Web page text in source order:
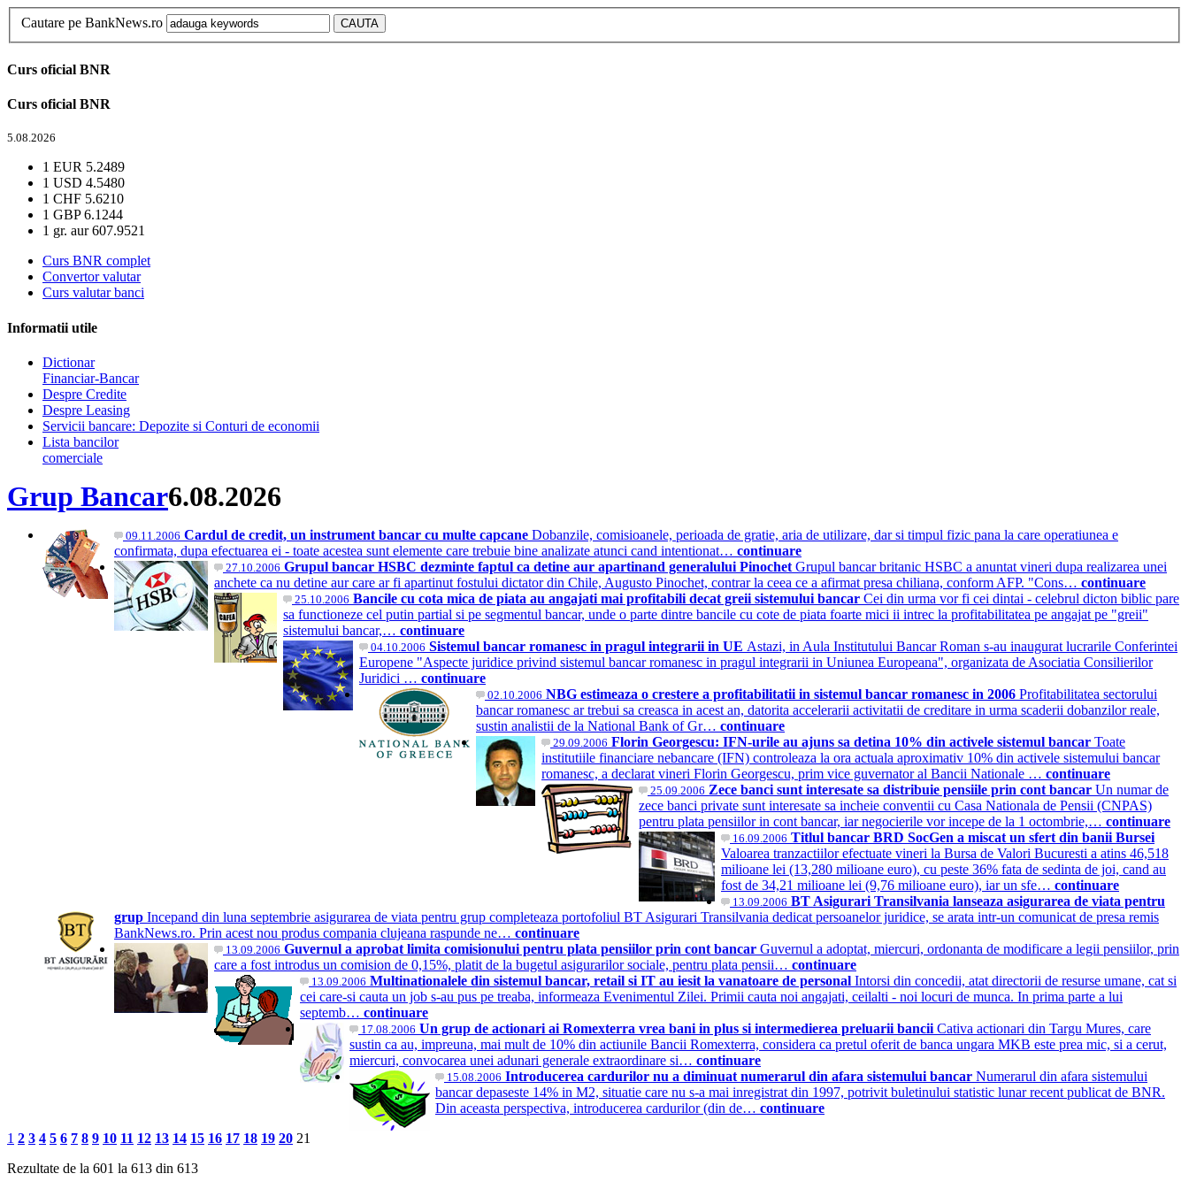
Cautare pe BankNews.ro
Curs oficial BNR
Curs oficial BNR
5.08.2026
1 EUR 5.2489
1 USD 4.5480
1 CHF 5.6210
1 GBP6.1244
1 gr. aur607.9521
Curs BNR complet
Convertor valutar
Curs valutar banci
Informatii utile
Dictionar
Financiar-Bancar
Despre Credite
Despre Leasing
Servicii bancare: Depozite si Conturi de economii
Lista bancilor
comerciale
Grup Bancar6.08.2026
09.11.2006 Cardul de credit, un instrument bancar cu multe capcane Dobanzile, comisioanele, perioada de gratie, aria de utilizare, dar si timpul fizic pana la care operatiunea e
confirmata, dupa efectuarea ei - toate acestea sunt elemente care trebuie bine analizate atunci cand intentionat… continuare
27.10.2006 Grupul bancar HSBC dezminte faptul ca detine aur apartinand generalului Pinochet Grupul bancar britanic HSBC a anuntat vineri dupa realizarea unei
anchete ca nu detine aur care ar fi apartinut fostului dictator din Chile, Augusto Pinochet, contrar la ceea ce a afirmat presa chiliana, conform AFP. "Cons… continuare
25.10.2006 Bancile cu cota mica de piata au angajati mai profitabili decat greii sistemului bancar Cei din urma vor fi cei dintai - celebrul dicton biblic pare
sa functioneze cel putin partial si pe segmentul bancar, unde o parte dintre bancile cu cote de piata foarte mici ii intrec la profitabilitatea pe angajat pe "greii"
sistemului bancar,… continuare
04.10.2006 Sistemul bancar romanesc in pragul integrarii in UE Astazi, in Aula Institutului Bancar Roman s-au inaugurat lucrarile Conferintei
Europene "Aspecte juridice privind sistemul bancar romanesc in pragul integrarii in Uniunea Europeana", organizata de Asociatia Consilierilor
Juridici … continuare
02.10.2006 NBG estimeaza o crestere a profitabilitatii in sistemul bancar romanesc in 2006 Profitabilitatea sectorului
bancar romanesc ar trebui sa creasca in acest an, datorita accelerarii activitatii de creditare in urma scaderii dobanzilor reale,
sustin analistii de la National Bank of Gr… continuare
29.09.2006 Florin Georgescu: IFN-urile au ajuns sa detina 10% din activele sistemul bancar Toate
institutiile financiare nebancare (IFN) controleaza la ora actuala aproximativ 10% din activele sistemului bancar
romanesc, a declarat vineri Florin Georgescu, prim vice guvernator al Bancii Nationale … continuare
25.09.2006 Zece banci sunt interesate sa distribuie pensiile prin cont bancar Un numar de
zece banci private sunt interesate sa incheie conventii cu Casa Nationala de Pensii (CNPAS)
pentru plata pensiilor in cont bancar, iar negocierile vor incepe de la 1 octombrie,… continuare
16.09.2006 Titlul bancar BRD SocGen a miscat un sfert din banii Bursei
Valoarea tranzactiilor efectuate vineri la Bursa de Valori Bucuresti a atins 46,518
milioane lei (13,280 milioane euro), cu peste 36% fata de sedinta de joi, cand au
fost de 34,21 milioane lei (9,76 milioane euro), iar un sfe… continuare
13.09.2006 BT Asigurari Transilvania lanseaza asigurarea de viata pentru
grup Incepand din luna septembrie asigurarea de viata pentru grup completeaza portofoliul BT Asigurari Transilvania dedicat persoanelor juridice, se arata intr-un comunicat de presa remis
BankNews.ro. Prin acest nou produs compania clujeana raspunde ne… continuare
13.09.2006 Guvernul a aprobat limita comisionului pentru plata pensiilor prin cont bancar Guvernul a adoptat, miercuri, ordonanta de modificare a legii pensiilor, prin
care a fost introdus un comision de 0,15%, platit de la bugetul asigurarilor sociale, pentru plata pensii… continuare
13.09.2006 Multinationalele din sistemul bancar, retail si IT au iesit la vanatoare de personal Intorsi din concedii, atat directorii de resurse umane, cat si
cei care-si cauta un job s-au pus pe treaba, informeaza Evenimentul Zilei. Primii cauta noi angajati, ceilalti - noi locuri de munca. In prima parte a lui
septemb… continuare
17.08.2006 Un grup de actionari ai Romexterra vrea bani in plus si intermedierea preluarii bancii Cativa actionari din Targu Mures, care
sustin ca au, impreuna, mai mult de 10% din actiunile Bancii Romexterra, considera ca pretul oferit de banca ungara MKB este prea mic, si a cerut,
miercuri, convocarea unei adunari generale extraordinare si… continuare
15.08.2006 Introducerea cardurilor nu a diminuat numerarul din afara sistemului bancar Numerarul din afara sistemului
bancar depaseste 14% in M2, situatie care nu s-a mai inregistrat din 1997, potrivit buletinului statistic lunar recent publicat de BNR.
Din aceasta perspectiva, introducerea cardurilor (din de… continuare
1 2 3 4 5 6 7 8 9 10 11 12 13 14 15 16 17 18 19 20 21
Rezultate de la 601 la 613 din 613